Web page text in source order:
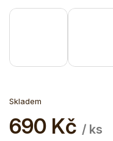
Skladem
690 Kč / ks
Měrná
cena: